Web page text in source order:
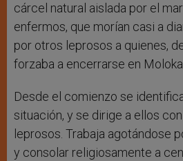
cárcel natural aislada por el
enfermos, que morían casi a
por otros leprosos a quienes,
forzaba a encerrarse en
Desde el comienzo se
situación, y se dirige a ellos
leprosos. Trabaja agotándose
y consolar religiosamente a